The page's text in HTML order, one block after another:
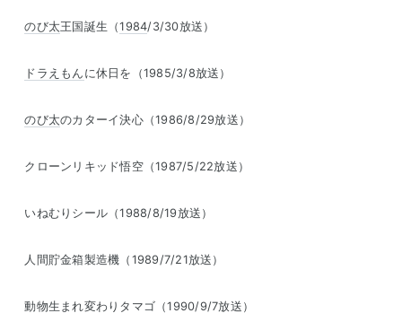
のび太王国誕生（1984/3/30放送）
ドラえもん に休日を（1985/3/8放送）
のび太のカターイ決心（1986/8/29放送）
クローンリキッド悟空（1987/5/22放送）
いねむりシール（1988/8/19放送）
人間貯金箱製造機（1989/7/21放送）
動物生まれ変わりタマゴ（1990/9/7放送）